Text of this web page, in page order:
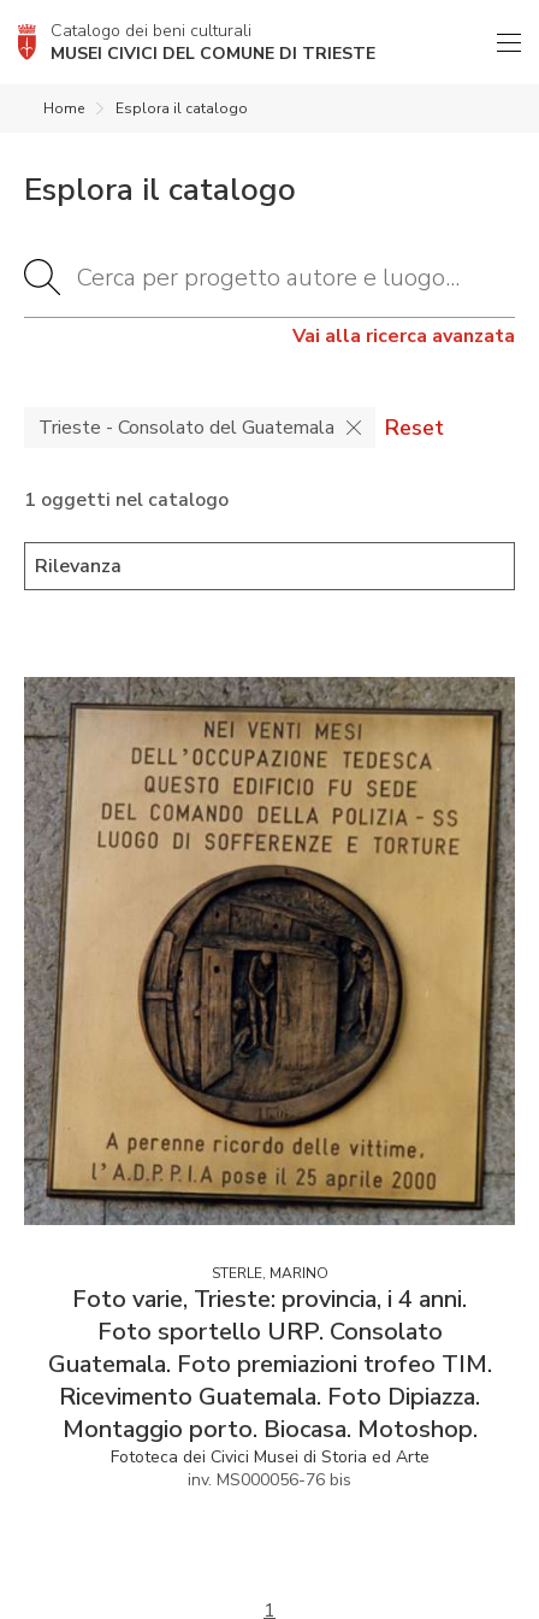
Catalogo dei beni culturali
MUSEI CIVICI DEL COMUNE DI TRIESTE
Home Esplora il catalogo
Esplora il catalogo
Vai alla ricerca avanzata
Trieste - Consolato del Guatemala Reset
1 oggetti nel catalogo
STERLE, MARINO
Foto varie, Trieste: provincia, i 4 anni.
Foto sportello URP. Consolato
Guatemala. Foto premiazioni trofeo TIM.
Ricevimento Guatemala. Foto Dipiazza.
Montaggio porto. Biocasa. Motoshop.
Fototeca dei Civici Musei di Storia ed Arte
inv. MS000056-76 bis
1